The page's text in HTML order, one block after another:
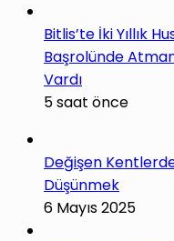
Bitlis’te İki Yıllık
Başrolünde
Vardı
5 saat önce
Değişen
Düşünmek
6 Mayıs 2025